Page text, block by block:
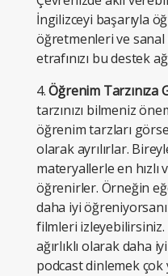
İngilizceyi başarıyla
öğretmenleri ve sanal
etrafınızı bu destek
4.Öğrenim Tarzınıza
tarzınızı bilmeniz
öğrenim tarzları
olarak ayrılırlar.
materyallerle en hızlı
öğrenirler. Örneğin
daha iyi
filmleri
ağırlıklı olarak daha
podcast dinlemek çok